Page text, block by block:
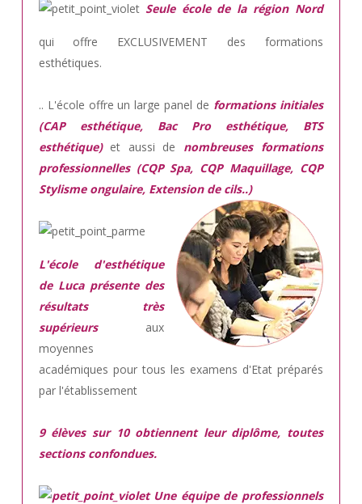
Seule école de la région Nord
qui offre EXCLUSIVEMENT des formations
esthétiques.
.. L'école offre un large panel de formations initiales
(CAP esthétique, Bac Pro esthétique, BTS
esthétique) et aussi de nombreuses formations
professionnelles (CQP Spa, CQP Maquillage, CQP
Stylisme ongulaire, Extension de cils..)
L'école d'esthétique
de Luca présente des
résultats très
supérieurs aux
moyennes
académiques pour tous les examens d'Etat préparés
par l'établissement
9 élèves sur 10 obtiennent leur diplôme, toutes
sections confondues.
Une équipe de professionnels